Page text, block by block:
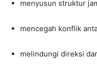
menyusun struktur
mencegah konflik
melindungi direksi